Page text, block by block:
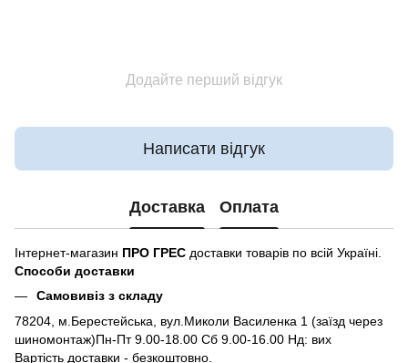
Додайте перший відгук
Написати відгук
Доставка Оплата
Інтернет-магазин ПРО ГРЕС доставки товарів по всій Україні.
Способи доставки
Самовивіз з складу
78204, м.Берестейська, вул.Миколи Василенка 1 (заїзд через
шиномонтаж)Пн-Пт 9.00-18.00 Сб 9.00-16.00 Нд: вих
Вартість доставки - безкоштовно.